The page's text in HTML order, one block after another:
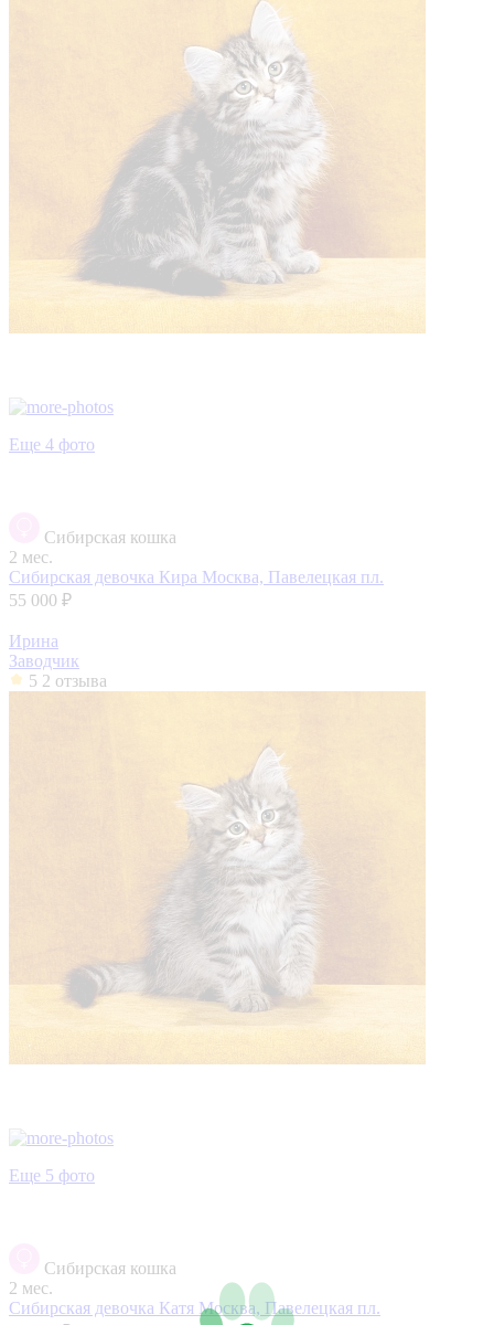
Еще 4 фото
Сибирская кошка
2 мес.
Сибирская девочка Кира Москва, Павелецкая пл.
55 000 ₽
Ирина
Заводчик
5 2 отзыва
Еще 5 фото
Сибирская кошка
2 мес.
Сибирская девочка Катя Москва, Павелецкая пл.